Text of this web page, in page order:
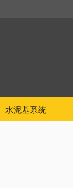
水泥基系统